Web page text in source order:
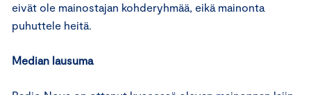
eivät ole mainostajan kohderyhmää, eikä mainonta
puhuttele heitä.
Median lausuma